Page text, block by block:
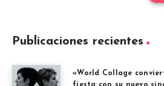
Publicaciones recientes
«World Collage